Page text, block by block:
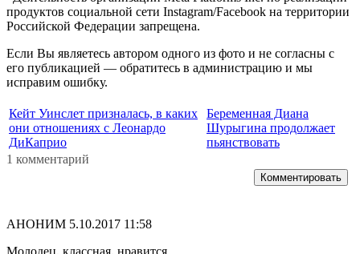
продуктов социальной сети Instagram/Facebook на территории
Российской Федерации запрещена.
Если Вы являетесь автором одного из фото и не согласны с
его публикацией — обратитесь в администрацию и мы
исправим ошибку.
Кейт Уинслет призналась, в каких
они отношениях с Леонардо
ДиКаприо
Беременная Диана
Шурыгина продолжает
пьянствовать
1 комментарий
Комментировать
АНОНИМ 5.10.2017 11:58
Молодец, классная, нравится